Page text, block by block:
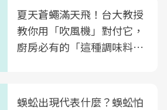
夏天蒼蠅滿天飛！台大教授
教你用「吹風機」對付它，
廚房必有的「這種調味料」
蜈蚣出現代表什麼？蜈蚣怕